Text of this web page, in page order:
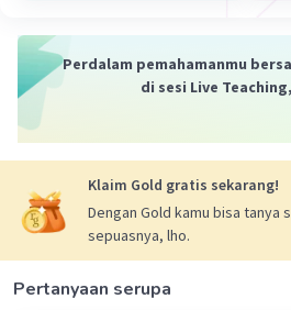
dijalankan oleh rakyat dan
dengan negara.
pemerintahan di Indonesia
Beri Rating·0.0( 0)
Perdalam pemahamanmu
di sesi Live Teaching,
Klaim Gold gratis sekarang!
Dengan Gold kamu bisa tanya
sepuasnya, lho.
Pertanyaan serupa